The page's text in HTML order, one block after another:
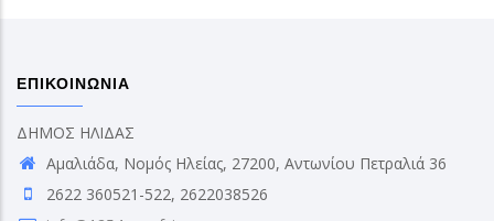
ΕΠΙΚΟΙΝΩΝΙΑ
ΔΗΜΟΣ ΗΛΙΔΑΣ
Αμαλιάδα, Νομός Ηλείας, 27200, Αντωνίου Πετραλιά 36
2622 360521-522, 2622038526